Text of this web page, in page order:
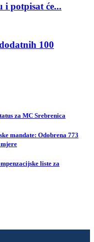
i potpisat će...
100
za MC Srebrenica
mandate: Odobrena 773
liste za